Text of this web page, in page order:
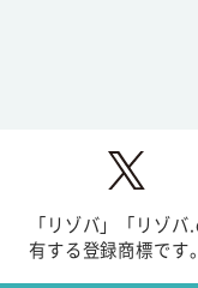
「リゾバ」「リゾ
有する登録商標です。